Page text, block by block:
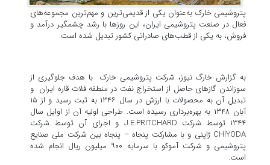
پتروشیمی خارک به‌عنوان یکی از قدیمی‌ترین و مهم‌ترین مجموعه‌های
فعال در صنعت پتروشیمی ایران، این روزها با رشد چشمگیر درآمد و
فروش، به یکی از قطب‌های صادراتی کشور تبدیل شده است.
به گزارش خارگ نیوز، شرکت پتروشیمی خارک با هدف جلوگیری از
سوزاندن گازهای حاصل از استخراج نفت در منطقه فلات قاره ایران و
تبدیل آن به محصولات با ارزش در سال ۱۳۴۶ به ثبت رسید و از ۱۵
آبان ۱۳۴۸ به بهره‌برداری رسیده است. طراحی اولیه آن از اوایل سال
۱۳۴۴ توسط شرکت J.E.PRITCHARD و اجرای آن توسط شرکت
CHIYODA ژاپنی و با مشارکت پنجاه – پنجاه بین شرکت ملی صنایع
پتروشیمی و شرکت آموکو با سرمایه ۹۰۰ میلیون ریال انجام شده
است.